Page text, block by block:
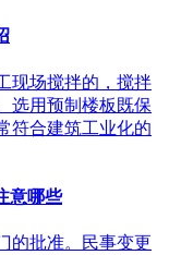
现场搅拌的，搅拌
选用预制楼板既保
符合建筑工业化的
意哪些
的批准。民事变更